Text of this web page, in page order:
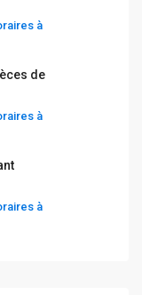
à
de
à
à